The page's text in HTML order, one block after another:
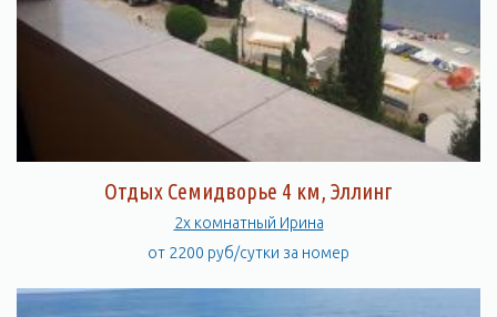
Отдых Семидворье 4 км, Эллинг
2х комнатный Ирина
от 2200 руб/сутки за номер